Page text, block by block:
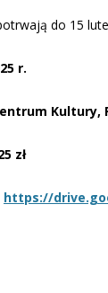
do 15
r.
Kultury,
zł
https://